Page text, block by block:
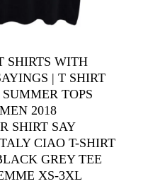
SHIRTS WITH
| T SHIRT
TOPS
2018
SHIRT SAY
CIAO T-SHIRT
GREY TEE
XS-3XL